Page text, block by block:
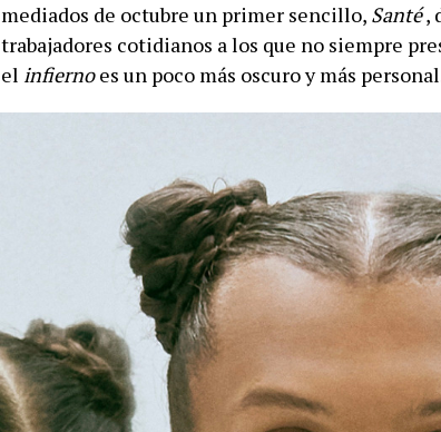
mediados de octubre un primer sencillo, Santé,
trabajadores cotidianos a los que no siempre
el infiernoes un poco más oscuro y más